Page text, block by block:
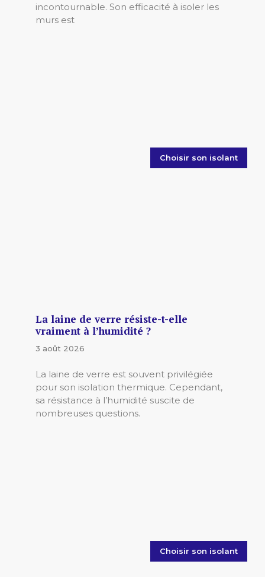
incontournable. Son efficacité à isoler les
murs est
Choisir son isolant
La laine de verre résiste-t-elle
vraiment à l’humidité ?
3 août 2026
La laine de verre est souvent privilégiée
pour son isolation thermique. Cependant,
sa résistance à l’humidité suscite de
nombreuses questions.
Choisir son isolant